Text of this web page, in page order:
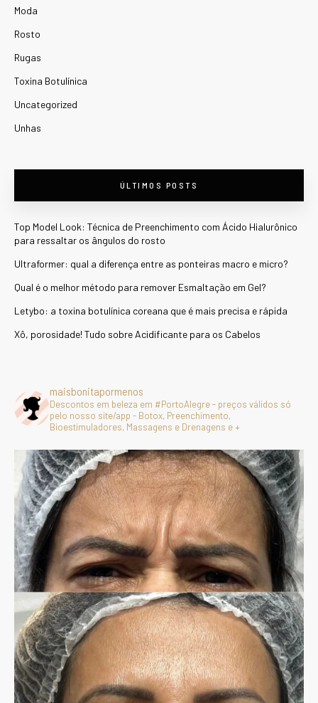
Moda
Rosto
Rugas
Toxina Botulínica
Uncategorized
Unhas
ÚLTIMOS POSTS
Top Model Look: Técnica de Preenchimento com Ácido Hialurônico
para ressaltar os ângulos do rosto
Ultraformer: qual a diferença entre as ponteiras macro e micro?
Qual é o melhor método para remover Esmaltação em Gel?
Letybo: a toxina botulínica coreana que é mais precisa e rápida
Xô, porosidade! Tudo sobre Acidificante para os Cabelos
maisbonitapormenos
Descontos em beleza em #PortoAlegre - preços válidos só
pelo nosso site/app - Botox, Preenchimento,
Bioestimuladores, Massagens e Drenagens e +